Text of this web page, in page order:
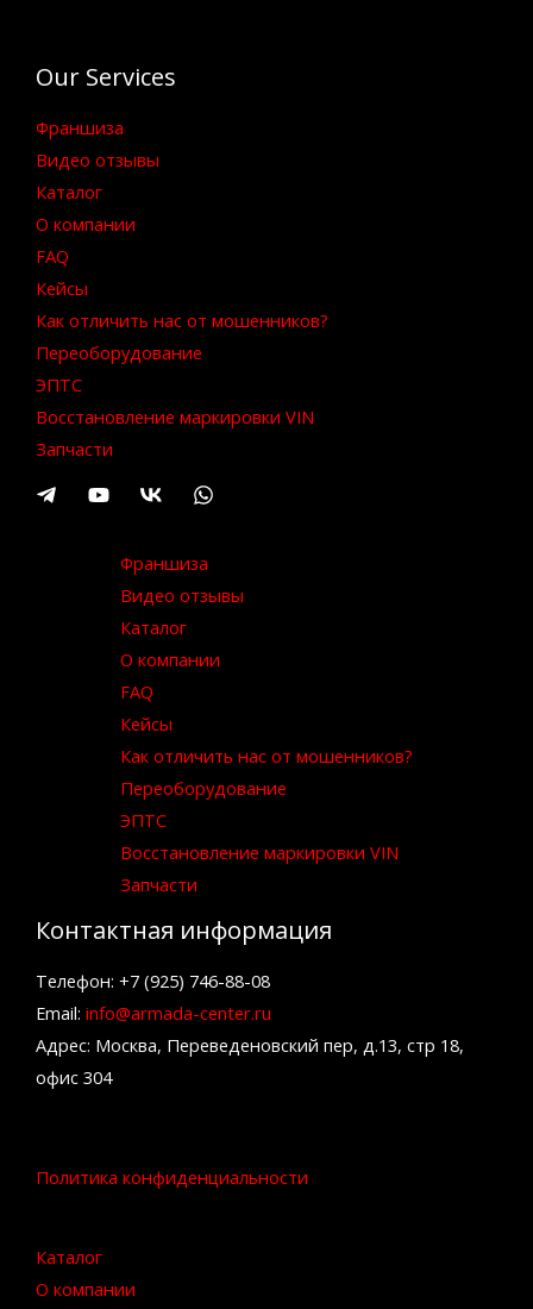
Our Services
Франшиза
Видео отзывы
Каталог
О компании
FAQ
Кейсы
Как отличить нас от мошенников?
Переоборудование
ЭПТС
Восстановление маркировки VIN
Запчасти
Франшиза
Видео отзывы
Каталог
О компании
FAQ
Кейсы
Как отличить нас от мошенников?
Переоборудование
ЭПТС
Восстановление маркировки VIN
Запчасти
Контактная информация
Телефон: +7 (925) 746-88-08
Email: info@armada-center.ru
Адрес: Москва, Переведеновский пер, д.13, стр 18,
офис 304
Политика конфиденциальности
Каталог
О компании